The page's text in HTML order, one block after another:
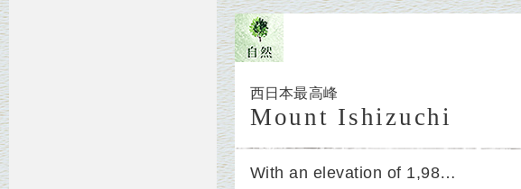
西日本最高峰
Mount Ishizuchi
With an elevation of 1,98…